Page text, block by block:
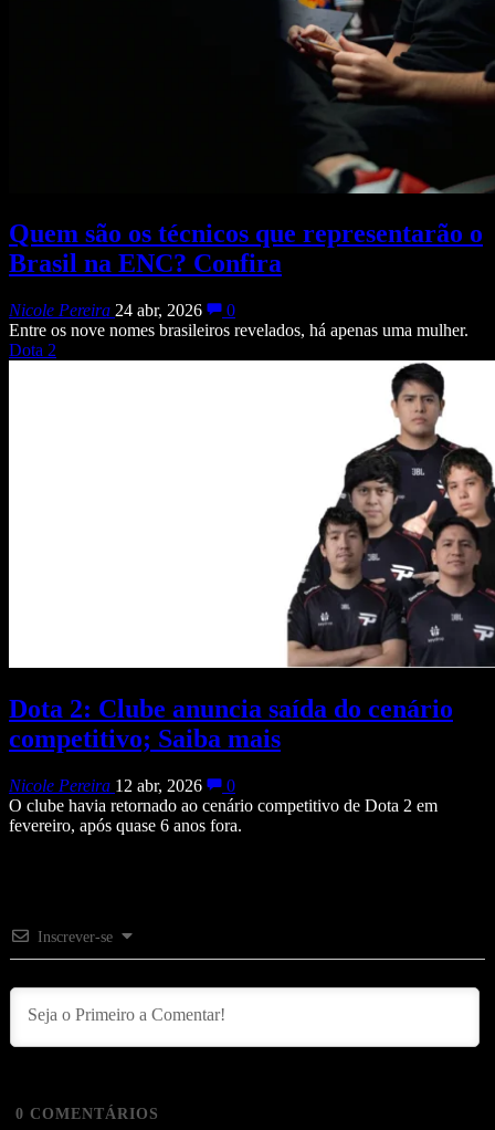
Quem são os técnicos que representarão o
Brasil na ENC? Confira
Nicole Pereira 24 abr, 2026
0
Entre os nove nomes brasileiros revelados, há apenas uma mulher.
Dota 2
Dota 2: Clube anuncia saída do cenário
competitivo; Saiba mais
Nicole Pereira 12 abr, 2026
0
O clube havia retornado ao cenário competitivo de Dota 2 em
fevereiro, após quase 6 anos fora.
Inscrever-se
0 COMENTÁRIOS